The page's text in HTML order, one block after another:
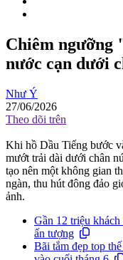
Chiêm ngưỡng
nước cạn dưới
Như Ý
27/06/2026
Theo dõi trên
Khi hồ Dầu Tiếng bước
mướt trải dài dưới chân
tạo nên một không gian
ngàn, thu hút đông đảo
ảnh.
Gần 12 triệu
ấn tượng
Bãi tắm đẹp top